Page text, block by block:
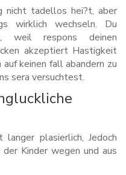
nicht tadellos hei?t, aber
wirklich wechseln. Du
weil respons deinen
akzeptiert Hastigkeit
keinen fall abandern zu
sera versuchtest.
plasierlich, Jedoch
Kinder wegen und aus